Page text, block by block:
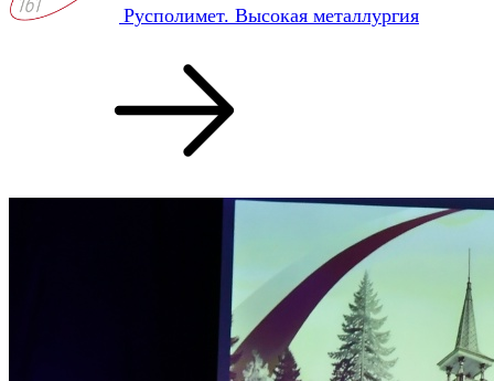
Русполимет. Высокая металлургия